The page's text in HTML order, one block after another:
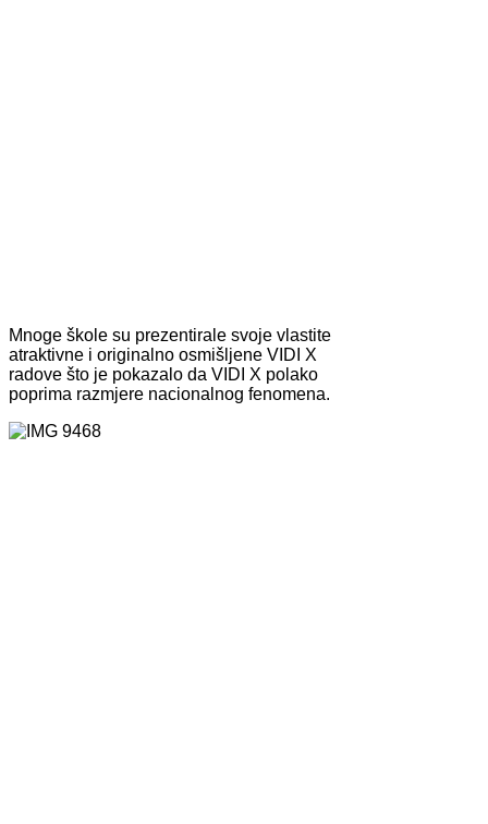
Mnoge škole su prezentirale svoje vlastite
atraktivne i originalno osmišljene VIDI X
radove što je pokazalo da VIDI X polako
poprima razmjere nacionalnog fenomena.